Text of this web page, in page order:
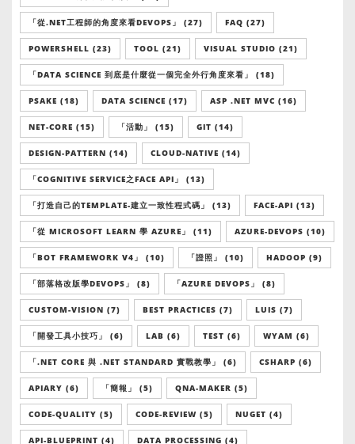
「從.NET工程師的角度來看DEVOPS」 (27) FAQ (27)
POWERSHELL (23) TOOL (21) VISUAL STUDIO (21)
「DATA SCIENCE 到底是什麼從一個完全外行角度來看」 (18)
PSAKE (18) DATA SCIENCE (17) ASP .NET MVC (16)
NET-CORE (15) 「活動」 (15) GIT (14)
DESIGN-PATTERN (14) CLOUD-NATIVE (14)
「COGNITIVE SERVICE之FACE API」 (13)
「打造自己的TEMPLATE-建立一致性程式碼」 (13) FACE-API (13)
「從 MICROSOFT LEARN 學 AZURE」 (11) AZURE-DEVOPS (10)
「BOT FRAMEWORK V4」 (10) 「證照」 (10) HADOOP (9)
「部落格改版學DEVOPS」 (8) 「AZURE DEVOPS」 (8)
CUSTOM-VISION (7) BEST PRACTICES (7) LUIS (7)
「開發工具小技巧」 (6) LAB (6) TEST (6) WYAM (6)
「.NET CORE 與 .NET STANDARD 實戰教學」 (6) CSHARP (6)
APIARY (6) 「簡報」 (5) QNA-MAKER (5)
CODE-QUALITY (5) CODE-REVIEW (5) NUGET (4)
API-BLUEPRINT (4) DATA PROCESSING (4)